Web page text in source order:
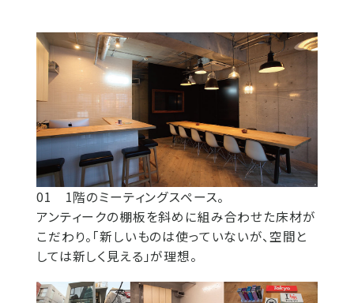
01 1階のミーティングスペース。
アンティークの棚板を斜めに組み合わせた床材が
こだわり。「新しいものは使っていないが、空間と
しては新しく見える」が理想。